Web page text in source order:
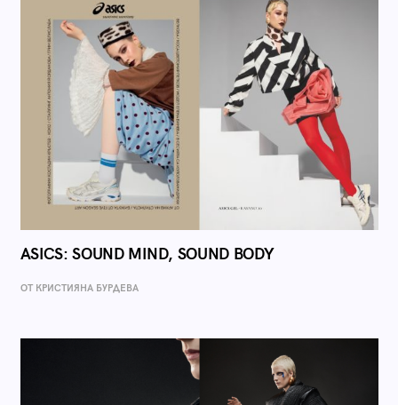
ASICS: SOUND MIND, SOUND BODY
ОТ КРИСТИЯНА БУРДЕВА